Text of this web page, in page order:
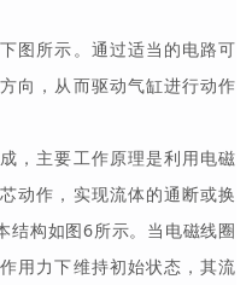
图所示。通过适当的电路可
向，从而驱动气缸进行动作
，主要工作原理是利用电磁
动作，实现流体的通断或换
结构如图6所示。当电磁线圈
用力下维持初始状态，其流